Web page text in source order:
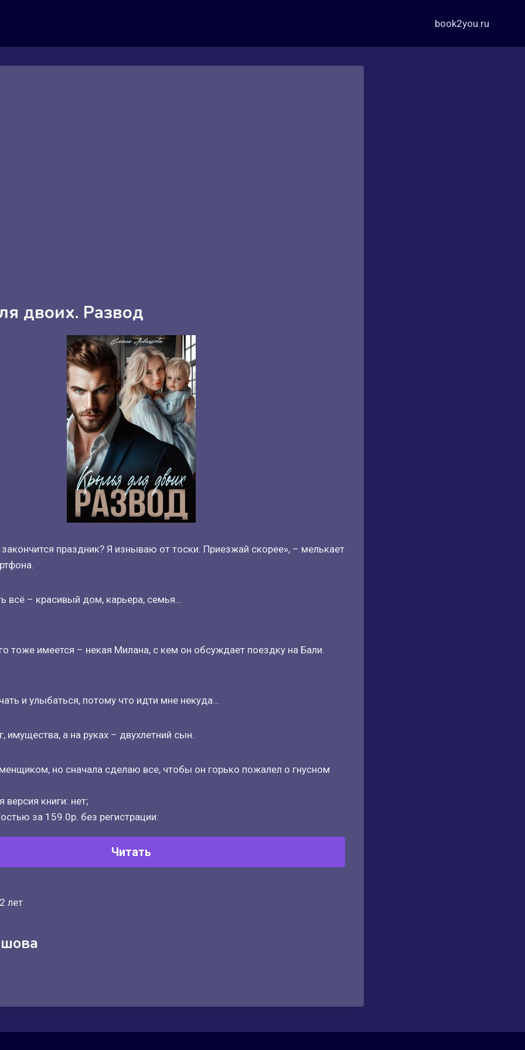
book2you.ru
двоих. Развод
праздник? Я изнываю от тоски. Приезжай скорее», – мелькает
всё – красивый дом, карьера, семья…
тоже имеется – некая Милана, с кем он обсуждает поездку на Бали.
и улыбаться, потому что идти мне некуда…
имущества, а на руках – двухлетний сын.
но сначала сделаю все, чтобы он горько пожалел о гнусном
версия книги: нет;
за 159.0р. без регистрации:
Читать
лет